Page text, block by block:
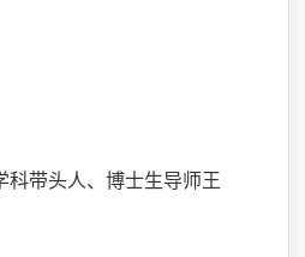
科带头人、博士生导师王